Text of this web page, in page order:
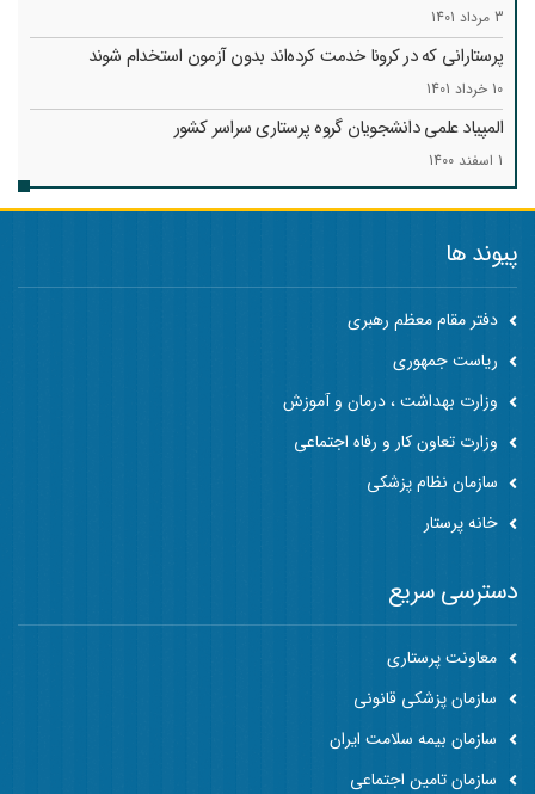
3 مرداد 1401
پرستارانی که در کرونا خدمت کرد‌ه‌اند بدون آزمون استخدام شوند
10 خرداد 1401
المپیاد علمی دانشجویان گروه پرستاری سراسر کشور
1 اسفند 1400
پیوند ها
دفتر مقام معظم رهبری
ریاست جمهوری
وزارت بهداشت ، درمان و آموزش
وزارت تعاون کار و رفاه اجتماعی
سازمان نظام پزشکی
خانه پرستار
دسترسی سریع
معاونت پرستاری
سازمان پزشکی قانونی
سازمان بیمه سلامت ایران
سازمان تامین اجتماعی